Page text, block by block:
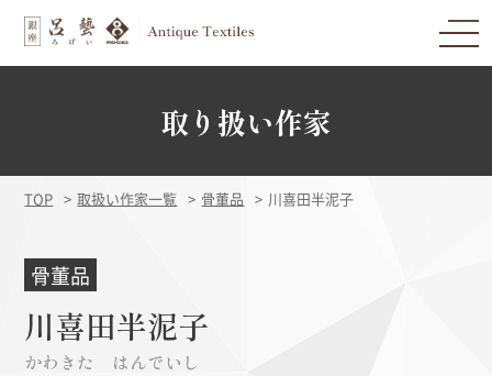
取り扱い作家
TOP 取扱い作家一覧 骨董品 川喜田半泥子
骨董品
川喜田半泥子
かわきた はんでいし